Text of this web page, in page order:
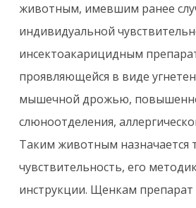
животным, имевшим ранее
индивидуальной
инсектоакарицидным
проявляющейся в виде
мышечной дрожью,
слюноотделения,
Таким животным назначается
чувствительность, его
инструкции. Щенкам препарат